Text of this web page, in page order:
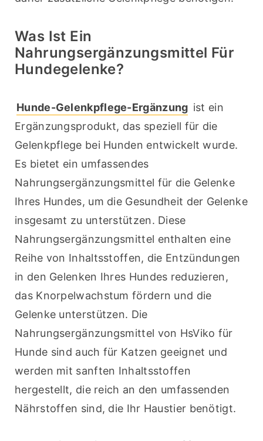
Was Ist Ein
Nahrungsergänzungsmittel Für
Hundegelenke?
Hunde-Gelenkpflege-Ergänzung ist ein
Ergänzungsprodukt, das speziell für die
Gelenkpflege bei Hunden entwickelt wurde.
Es bietet ein umfassendes
Nahrungsergänzungsmittel für die Gelenke
Ihres Hundes, um die Gesundheit der Gelenke
insgesamt zu unterstützen. Diese
Nahrungsergänzungsmittel enthalten eine
Reihe von Inhaltsstoffen, die Entzündungen
in den Gelenken Ihres Hundes reduzieren,
das Knorpelwachstum fördern und die
Gelenke unterstützen. Die
Nahrungsergänzungsmittel von HsViko für
Hunde sind auch für Katzen geeignet und
werden mit sanften Inhaltsstoffen
hergestellt, die reich an den umfassenden
Nährstoffen sind, die Ihr Haustier benötigt.